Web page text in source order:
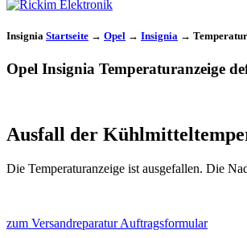
Insignia Startseite → Opel → Insignia →
Opel Insignia Temperaturanzeige
Ausfall der
Die Temperaturanzeige ist ausgefallen. Die
zum Versandreparatur Auftragsformular